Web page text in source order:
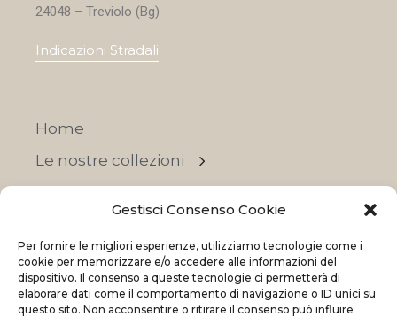
Gestisci Consenso Cookie
Per fornire le migliori esperienze, utilizziamo tecnologie come i
cookie per memorizzare e/o accedere alle informazioni del
dispositivo. Il consenso a queste tecnologie ci permetterà di
elaborare dati come il comportamento di navigazione o ID unici su
questo sito. Non acconsentire o ritirare il consenso può influire
24048 – Treviolo (Bg)
Indicazioni Stradali
Home
Le nostre collezioni
OFFERTE